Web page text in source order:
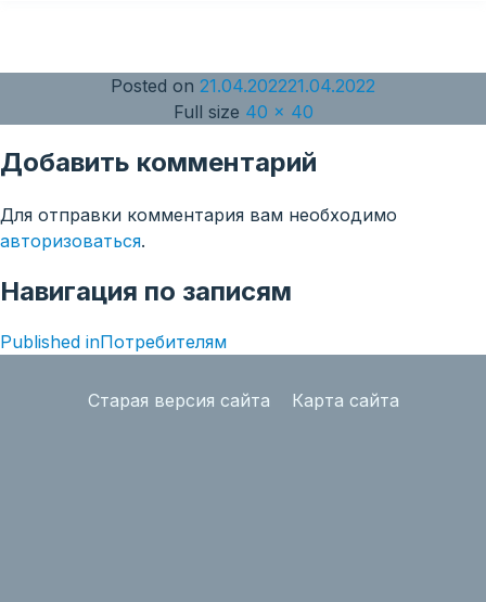
Posted on 21.04.202221.04.2022
Full size 40 × 40
Добавить комментарий
Для отправки комментария вам необходимо
авторизоваться.
Навигация по записям
Published inПотребителям
Старая версия сайта Карта сайта